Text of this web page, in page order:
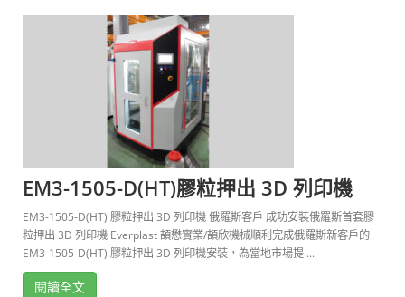
EM3-1505-D(HT)膠粒押出 3D 列印機​
EM3-1505-D(HT) 膠粒押出 3D 列印機​ 俄羅斯客戶 成功安裝俄羅斯首套膠
粒押出 3D 列印機 Everplast 頡懋實業/頡欣機械順利完成俄羅斯新客戶的
EM3-1505-D(HT) 膠粒押出 3D 列印機安裝，為當地市場提 ...
閱讀全文